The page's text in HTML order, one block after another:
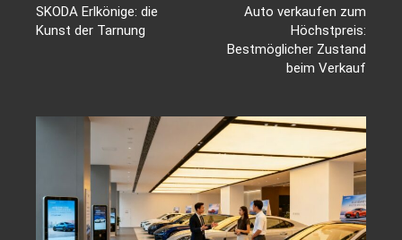
SKODA Erlkönige: die
Kunst der Tarnung
Auto verkaufen zum
Höchstpreis:
Bestmöglicher Zustand
beim Verkauf